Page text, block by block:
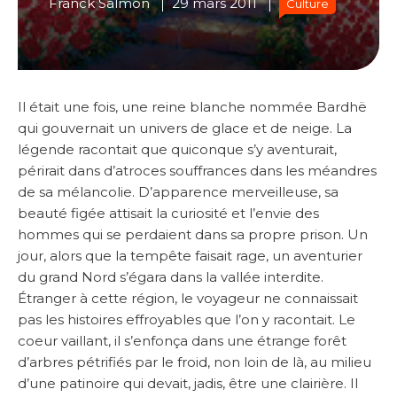
Franck Salmon 29 mars 2011 Culture
Il était une fois, une reine blanche nommée Bardhë
qui gouvernait un univers de glace et de neige. La
légende racontait que quiconque s’y aventurait,
périrait dans d’atroces souffrances dans les méandres
de sa mélancolie. D’apparence merveilleuse, sa
beauté figée attisait la curiosité et l’envie des
hommes qui se perdaient dans sa propre prison. Un
jour, alors que la tempête faisait rage, un aventurier
du grand Nord s’égara dans la vallée interdite.
Étranger à cette région, le voyageur ne connaissait
pas les histoires effroyables que l’on y racontait. Le
coeur vaillant, il s’enfonça dans une étrange forêt
d’arbres pétrifiés par le froid, non loin de là, au milieu
d’une patinoire qui devait, jadis, être une clairière. Il